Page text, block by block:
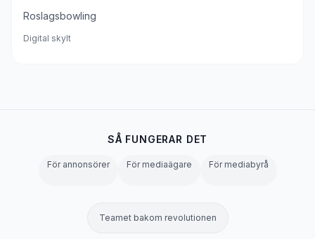
Roslagsbowling
Digital skylt
SÅ FUNGERAR DET
För annonsörer För mediaägare För mediabyrå
Teamet bakom revolutionen